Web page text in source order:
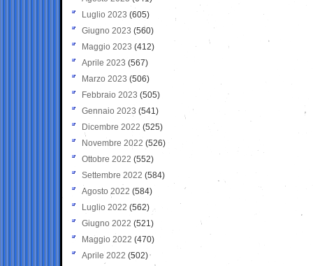
Luglio 2023 (605)
Giugno 2023 (560)
Maggio 2023 (412)
Aprile 2023 (567)
Marzo 2023 (506)
Febbraio 2023 (505)
Gennaio 2023 (541)
Dicembre 2022 (525)
Novembre 2022 (526)
Ottobre 2022 (552)
Settembre 2022 (584)
Agosto 2022 (584)
Luglio 2022 (562)
Giugno 2022 (521)
Maggio 2022 (470)
Aprile 2022 (502)